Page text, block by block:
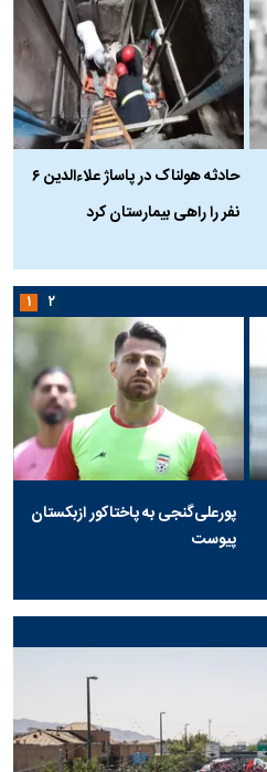
حادثه هولناک در پاساژ علاءالدین ۶
نفر را راهی بیمارستان کرد
پورعلی‌گنجی به پاختاکور ازبکستان
پیوست
۱ ۲